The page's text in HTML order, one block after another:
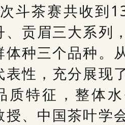
斗茶赛共收到
、贡眉三大系列
体种三个品种。
表性，充分展现
质特征，整体
授、中国茶叶学